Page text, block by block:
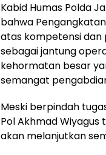
Kabid Humas Polda
bahwa
atas kompetensi dan
sebagai jantung
kehormatan besar
semangat
Meski berpindah
Pol Akhmad
akan melanjutkan